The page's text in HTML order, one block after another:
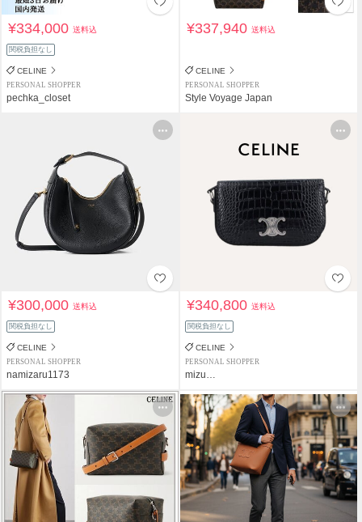
¥334,000送料込
関税負担なし
CELINE
PERSONAL SHOPPER
pechka_closet
¥337,940送料込
CELINE
PERSONAL SHOPPER
Style Voyage Japan
¥300,000送料込
関税負担なし
CELINE
PERSONAL SHOPPER
namizaru1173
¥340,800送料込
関税負担なし
CELINE
PERSONAL SHOPPER
mizu…